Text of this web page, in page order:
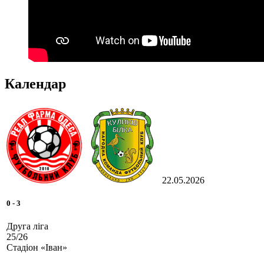
Календар
22.05.2026
0 - 3
Друга ліга
25/26
Стадіон «Іван»